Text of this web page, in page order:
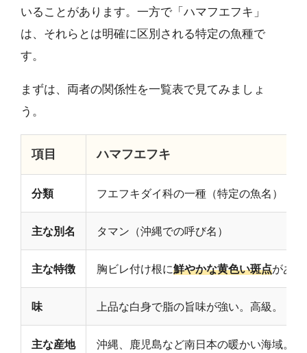
いることがあります。一方で「ハマフエフキ」
は、それらとは明確に区別される特定の魚種で
す。
まずは、両者の関係性を一覧表で見てみましょ
う。
項目 ハマフエフキ
分類 フエフキダイ科の一種（特定の魚名）
主な別名 タマン（沖縄での呼び名）
主な特徴 胸ビレ付け根に鮮やかな黄色い斑点があ
味 上品な白身で脂の旨味が強い。高級。
主な産地 沖縄、鹿児島など南日本の暖かい海域。